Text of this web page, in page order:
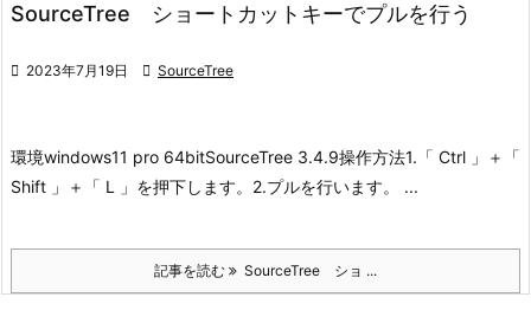
SourceTree ショートカットキーでプルを行う
 2023年7月19日  SourceTree
環境windows11 pro 64bitSourceTree 3.4.9操作方法1.「 Ctrl 」＋「
Shift 」＋「 L 」を押下します。 2.プルを行います。 ...
記事を読む SourceTree ショ ...